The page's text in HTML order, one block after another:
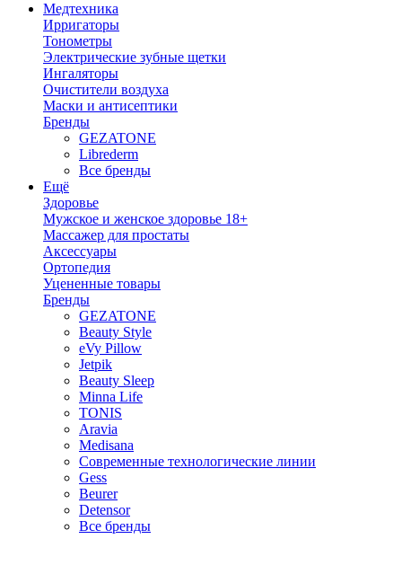
Медтехника
Ирригаторы
Тонометры
Электрические зубные щетки
Ингаляторы
Очистители воздуха
Маски и антисептики
Бренды
GEZATONE
Librederm
Все бренды
Ещё
Здоровье
Мужское и женское здоровье 18+
Массажер для простаты
Аксессуары
Ортопедия
Уцененные товары
Бренды
GEZATONE
Beauty Style
eVy Pillow
Jetpik
Beauty Sleep
Minna Life
TONIS
Aravia
Medisana
Современные технологические линии
Gess
Beurer
Detensor
Все бренды